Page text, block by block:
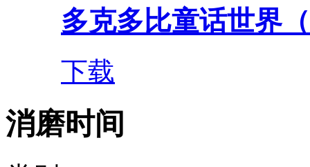
多克多比童话世界
下载
消磨时间